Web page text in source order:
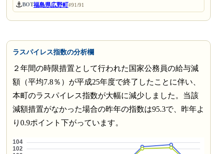
⚓BOT福島県広野町#91/91
ラスパイレス指数の分析欄
２年間の時限措置として行われた国家公務員の給与減
額（平均7.8％）が平成25年度で終了したことに伴い、
本町のラスパイレス指数が大幅に減少しました。当該
減額措置がなかった場合の昨年の指数は95.3で、昨年よ
り0.9ポイント下がっています。